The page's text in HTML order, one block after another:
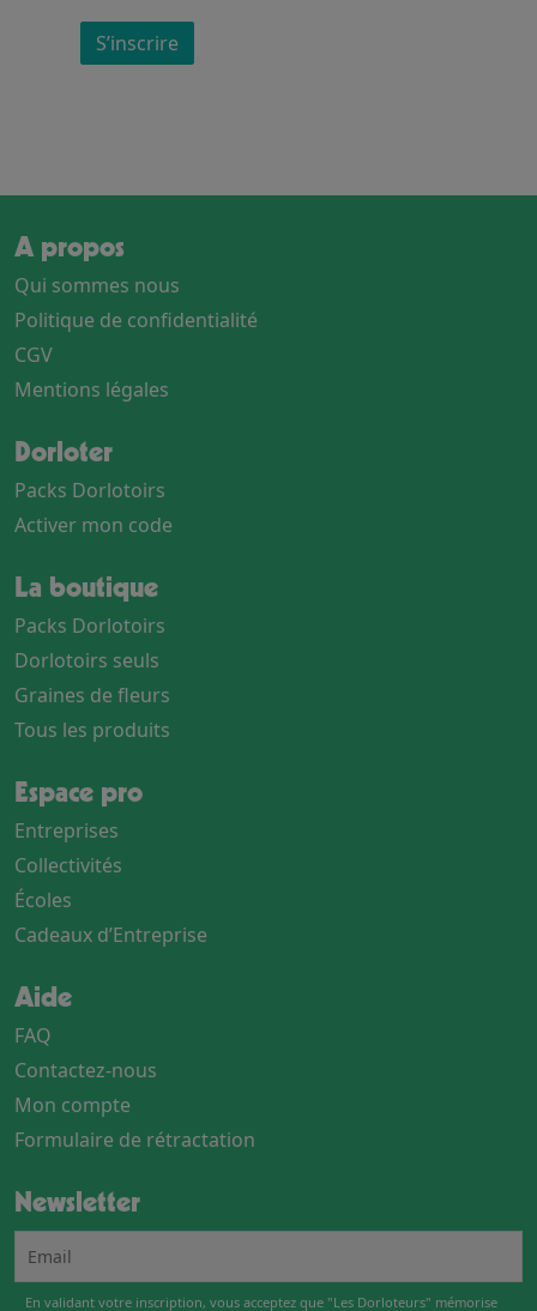
S’inscrire
A propos
Qui sommes nous
Politique de confidentialité
CGV
Mentions légales
Dorloter
Packs Dorlotoirs
Activer mon code
La boutique
Packs Dorlotoirs
Dorlotoirs seuls
Graines de fleurs
Tous les produits
Espace pro
Entreprises
Collectivités
Écoles
Cadeaux d’Entreprise
Aide
FAQ
Contactez-nous
Mon compte
Formulaire de rétractation
Newsletter
En validant votre inscription, vous acceptez que "Les Dorloteurs" mémorise